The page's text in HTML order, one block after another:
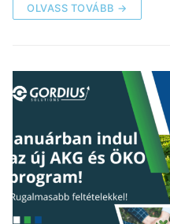
OLVASS TOVÁBB →